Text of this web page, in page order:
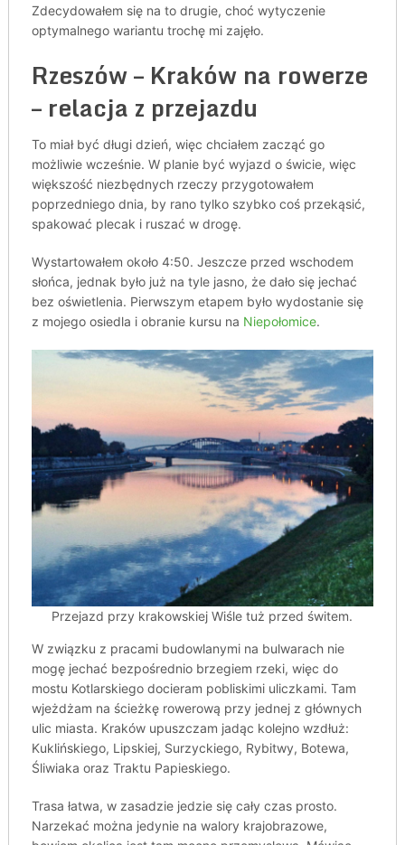
Zdecydowałem się na to drugie, choć wytyczenie
optymalnego wariantu trochę mi zajęło.
Rzeszów – Kraków na rowerze
– relacja z przejazdu
To miał być długi dzień, więc chciałem zacząć go
możliwie wcześnie. W planie być wyjazd o świcie, więc
większość niezbędnych rzeczy przygotowałem
poprzedniego dnia, by rano tylko szybko coś przekąsić,
spakować plecak i ruszać w drogę.
Wystartowałem około 4:50. Jeszcze przed wschodem
słońca, jednak było już na tyle jasno, że dało się jechać
bez oświetlenia. Pierwszym etapem było wydostanie się
z mojego osiedla i obranie kursu na Niepołomice.
Przejazd przy krakowskiej Wiśle tuż przed świtem.
W związku z pracami budowlanymi na bulwarach nie
mogę jechać bezpośrednio brzegiem rzeki, więc do
mostu Kotlarskiego docieram pobliskimi uliczkami. Tam
wjeżdżam na ścieżkę rowerową przy jednej z głównych
ulic miasta. Kraków upuszczam jadąc kolejno wzdłuż:
Kuklińskiego, Lipskiej, Surzyckiego, Rybitwy, Botewa,
Śliwiaka oraz Traktu Papieskiego.
Trasa łatwa, w zasadzie jedzie się cały czas prosto.
Narzekać można jedynie na walory krajobrazowe,